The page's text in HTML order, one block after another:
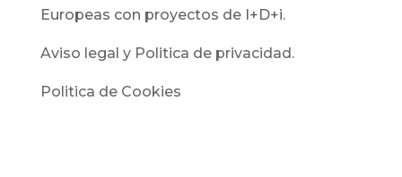
Europeas con proyectos de I+D+i.
Aviso legal y Politica de privacidad.
Politica de Cookies